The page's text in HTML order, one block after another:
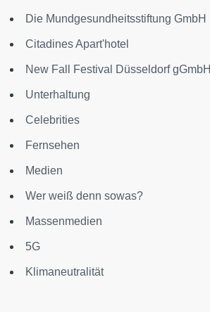
Die Mundgesundheitsstiftung GmbH
Citadines Apart'hotel
New Fall Festival Düsseldorf gGmbH
Unterhaltung
Celebrities
Fernsehen
Medien
Wer weiß denn sowas?
Massenmedien
5G
Klimaneutralität